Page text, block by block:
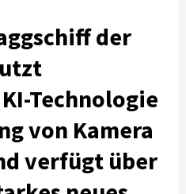
der
Technologie
von Kamera
verfügt über